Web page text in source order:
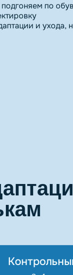
по
и ухода,